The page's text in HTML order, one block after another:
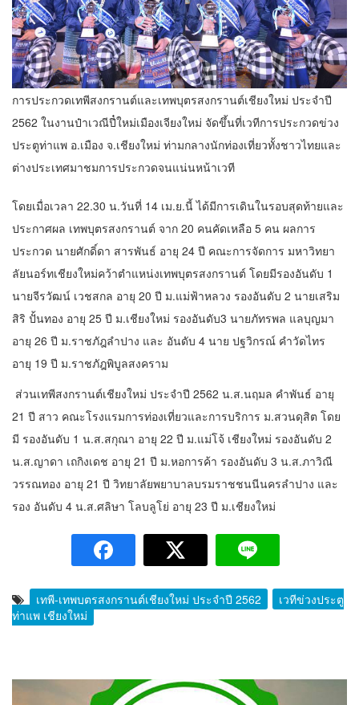
การประกวดเทพีสงกรานต์และเทพบุตรสงกรานต์เชียงใหม่ ประจำปี
2562 ในงานป๋าเวณีปี๋ใหม่เมืองเจียงใหม่ จัดขึ้นที่เวทีการประกวดข่วง
ประตูท่าแพ อ.เมือง จ.เชียงใหม่ ท่ามกลางนักท่องเที่ยวทั้งชาวไทยและ
ต่างประเทศมาชมการประกวดจนแน่นหน้าเวที
โดยเมื่อเวลา 22.30 น.วันที่ 14 เม.ย.นี้ ได้มีการเดินในรอบสุดท้ายและ
ประกาศผล เทพบุตรสงกรานต์ จาก 20 คนคัดเหลือ 5 คน ผลการ
ประกวด นายศักดิ์ดา สารพันธ์ อายุ 24 ปี คณะการจัดการ มหาวิทยา
ลัยนอร์ทเชียงใหม่คว้าตำแหน่งเทพบุตรสงกรานต์ โดยมีรองอันดับ 1
นายจีรวัฒน์ เวชสกล อายุ 20 ปี ม.แม่ฟ้าหลวง รองอันดับ 2 นายเสริม
สิริ ปั้นทอง อายุ 25 ปี ม.เชียงใหม่ รองอันดับ3 นายภัทรพล แลบุญมา
อายุ 26 ปี ม.ราชภัฎลำปาง และ อันดับ 4 นาย ปฐวิกรณ์ คำวัดไทร
อายุ 19 ปี ม.ราชภัฎพิบูลสงคราม
ส่วนเทพีสงกรานต์เชียงใหม่ ประจำปี 2562 น.ส.นฤมล คำพันธ์ อายุ
21 ปี สาว คณะโรงแรมการท่องเที่ยวและการบริการ ม.สวนดุสิต โดย
มี รองอันดับ 1 น.ส.สกุณา อายุ 22 ปี ม.แม่โจ้ เชียงใหม่ รองอันดับ 2
น.ส.ญาดา เถกิงเดช อายุ 21 ปี ม.หอการค้า รองอันดับ 3 น.ส.ภาวิณี
วรรณทอง อายุ 21 ปี วิทยาลัยพยาบาลบรมราชชนนีนครลำปาง และ
รอง อันดับ 4 น.ส.ศลิษา โลบลูโย่ อายุ 23 ปี ม.เชียงใหม่
เทพี-เทพบุตรสงกรานต์เชียงใหม่ ประจำปี 2562
เวทีข่วงประตู
ท่าแพ เชียงใหม่